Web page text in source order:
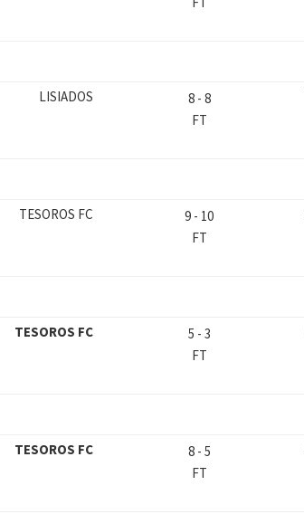
LISIADOS 8- 8
FT
TESOROS FC 9 - 10
FT
TESOROS FC 5 - 3
FT
TESOROS FC 8- 5
FT